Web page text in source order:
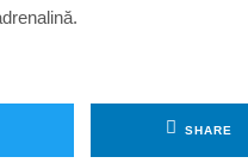
SHARE